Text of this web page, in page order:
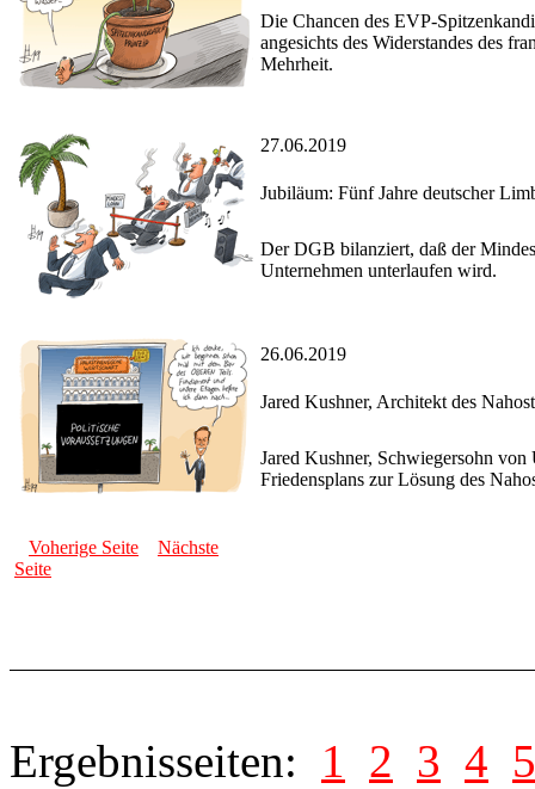
Die Chancen des EVP-
angesichts des Widerstandes des
Mehrheit.
27.06.2019
Jubiläum: Fünf Jahre deutscher
Der DGB bilanziert, daß der
Unternehmen unterlaufen wird.
26.06.2019
Jared Kushner, Architekt des
Jared Kushner, Schwiegersohn
Friedensplans zur Lösung des
Voherige Seite
Nächste
Seite
Ergebnisseiten: 1 2 3 4 5